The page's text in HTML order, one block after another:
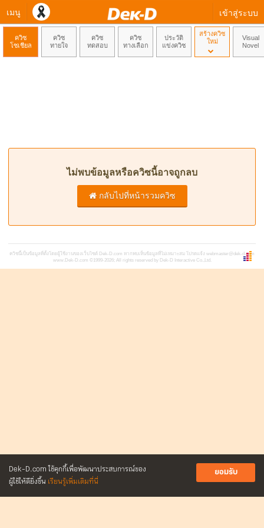
เมนู เข้าสู่ระบบ
Dek-D.com ใช้คุกกี้เพื่อพัฒนาประสบการณ์ของ
ผู้ใช้ให้ดียิ่งขึ้น เรียนรู้เพิ่มเติมที่นี่
ยอมรับ
ควิซ
โซเชียล
ควิซ
ทายใจ
ควิซ
ทดสอบ
ควิซ
ทางเลือก
ประวัติ
แข่งควิซ
สร้างควิซ
ใหม่
Visual
Novel
ไม่พบข้อมูลหรือควิซนี้อาจถูกลบ
กลับไปที่หน้ารวมควิซ
ควิซนี้เป็นข้อมูลที่ตั้งโดยผู้ใช้งานของเว็บไซต์ Dek-D.com หากพบเห็นข้อมูลที่ไม่เหมาะสม โปรดแจ้ง webmaster@dek-d.com
www.Dek-D.com ©1999-2026; All rights reserved by Dek-D Interactive Co.,Ltd.